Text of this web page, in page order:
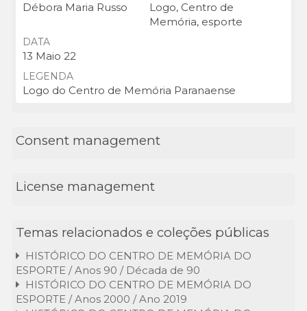
Débora Maria Russo
Logo, Centro de
Memória, esporte
DATA
13 Maio 22
LEGENDA
Logo do Centro de Memória Paranaense
Consent management
License management
Temas relacionados e coleções públicas
HISTÓRICO DO CENTRO DE MEMÓRIA DO
ESPORTE / Anos 90 / Década de 90
HISTÓRICO DO CENTRO DE MEMÓRIA DO
ESPORTE / Anos 2000 / Ano 2019